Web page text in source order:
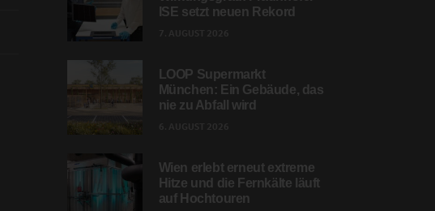
ISE setzt neuen Rekord
LOOP Supermarkt
München: Ein Gebäude, das
nie zu Abfall wird
Wien erlebt erneut extreme
Hitze und die Fernkälte läuft
auf Hochtouren